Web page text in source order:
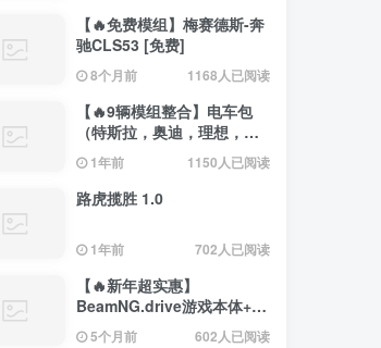
【🔥免费模组】梅赛德斯-奔
驰CLS53 [免费]
8个月前 1168人已阅读
【🔥9辆模组整合】电车包
（特斯拉，奥迪，理想，梅
赛德斯）
1年前 1150人已阅读
路虎揽胜 1.0
1年前 702人已阅读
【🔥新年超实惠】
BeamNG.drive游戏本体+约
200辆汽车整合包
5个月前 602人已阅读